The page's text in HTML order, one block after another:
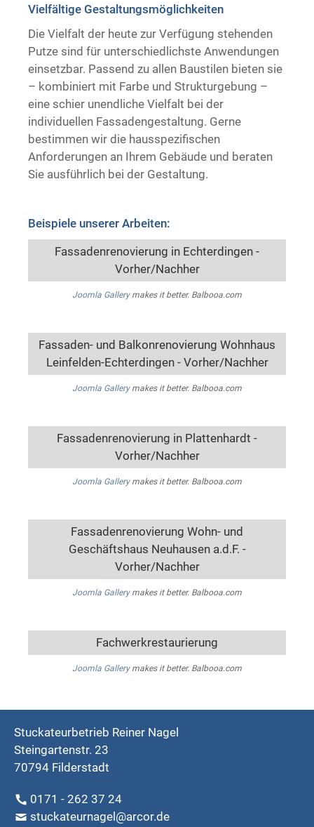
Vielfältige Gestaltungsmöglichkeiten
Die Vielfalt der heute zur Verfügung stehenden
Putze sind für unterschiedlichste Anwendungen
einsetzbar. Passend zu allen Baustilen bieten sie
– kombiniert mit Farbe und Strukturgebung –
eine schier unendliche Vielfalt bei der
individuellen Fassadengestaltung. Gerne
bestimmen wir die hausspezifischen
Anforderungen an Ihrem Gebäude und beraten
Sie ausführlich bei der Gestaltung.
Beispiele unserer Arbeiten:
Fassadenrenovierung in Echterdingen -
Vorher/Nachher
Joomla Gallerymakes it better. Balbooa.com
Fassaden- und Balkonrenovierung Wohnhaus
Leinfelden-Echterdingen - Vorher/Nachher
Joomla Gallerymakes it better. Balbooa.com
Fassadenrenovierung in Plattenhardt -
Vorher/Nachher
Joomla Gallerymakes it better. Balbooa.com
Fassadenrenovierung Wohn- und
Geschäftshaus Neuhausen a.d.F. -
Vorher/Nachher
Joomla Gallerymakes it better. Balbooa.com
Fachwerkrestaurierung
Joomla Gallerymakes it better. Balbooa.com
Stuckateurbetrieb Reiner Nagel
Steingartenstr. 23
70794 Filderstadt
0171 - 262 37 24
stuckateurnagel@arcor.de